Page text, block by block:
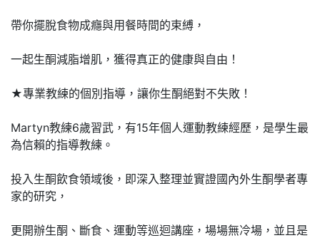
帶你擺脫食物成癮與用餐時間的束縛，
一起生酮減脂增肌，獲得真正的健康與自由！
★專業教練的個別指導，讓你生酮絕對不失敗！
Martyn教練6歲習武，有15年個人運動教練經歷，是學生最
為信賴的指導教練。
投入生酮飲食領域後，即深入整理並實證國內外生酮學者專
家的研究，
更開辦生酮、斷食、運動等巡迴講座，場場無冷場，並且是